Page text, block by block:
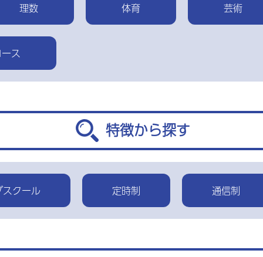
理数 体育 芸術
ス
特徴から探す
クール 定時制 通信制